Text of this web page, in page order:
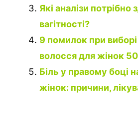
Які аналізи потрібно
вагітності?
9 помилок при
волосся для жінок
Біль у правому боці на
жінок: причини,